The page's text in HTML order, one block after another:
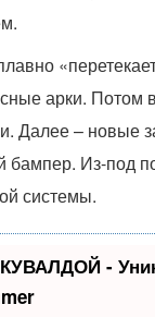
арки. Потом
Далее – новые
Из-под
системы.
-